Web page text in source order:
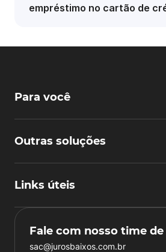
empréstimo no cartão de
Para você
Outras soluções
Links úteis
Fale com nosso time
sac@jurosbaixos.com.br